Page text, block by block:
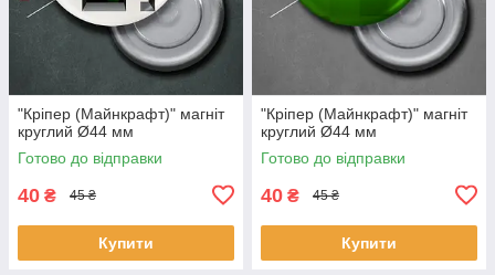
"Кріпер (Майнкрафт)" магніт
круглий Ø44 мм
Готово до відправки
40 ₴ 45 ₴
Купити
"Кріпер (Майнкрафт)" магніт
круглий Ø44 мм
Готово до відправки
40 ₴ 45 ₴
Купити